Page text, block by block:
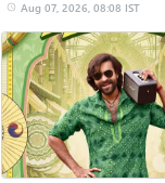
Aug 07, 2026, 08:08 IST